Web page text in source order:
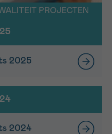
PROJECTEN
2025
2024